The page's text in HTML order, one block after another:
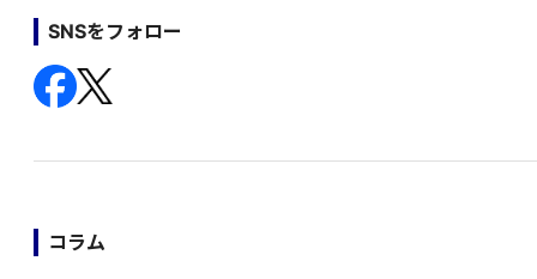
の
ペ
ー
ジ
り
SNSをフォロー
コラム